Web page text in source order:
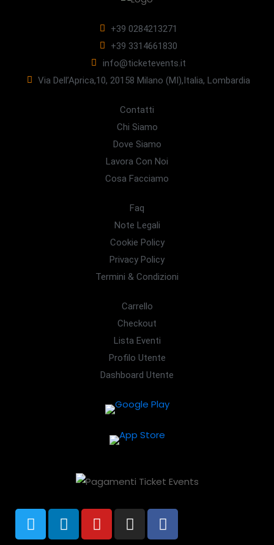
+39 0284213271
+39 3314661830
info@ticketevents.it
Via Dell’Aprica,10, 20158 Milano (MI),Italia, Lombardia
Contatti
Chi Siamo
Dove Siamo
Lavora Con Noi
Cosa Facciamo
Faq
Note Legali
Cookie Policy
Privacy Policy
Termini & Condizioni
Carrello
Checkout
Lista Eventi
Profilo Utente
Dashboard Utente